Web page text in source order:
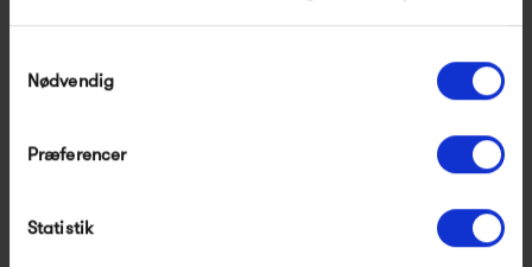
Nødvendig
Præferencer
StatistikRobert W.
Muuto Fiber Side Chair